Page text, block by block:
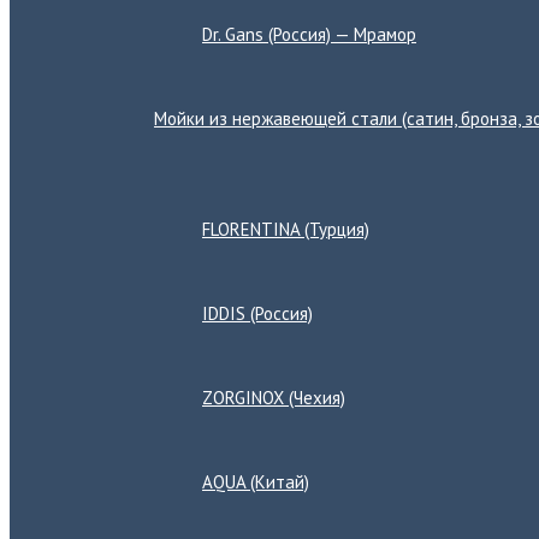
Dr. Gans (Россия) — Мрамор
Мойки из нержавеющей стали (сатин, бронза,
FLORENTINA (Турция)
IDDIS (Россия)
ZORGINOX (Чехия)
AQUA (Китай)